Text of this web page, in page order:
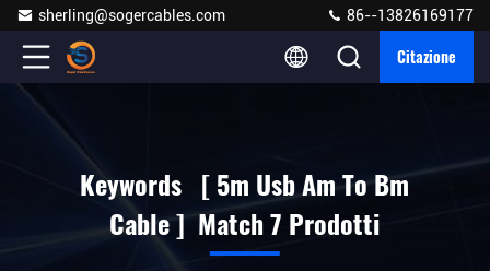
sherling@sogercables.com 86--13826169177
Citazione
Keywords [ 5m Usb Am To Bm
Cable ] Match 7 Prodotti